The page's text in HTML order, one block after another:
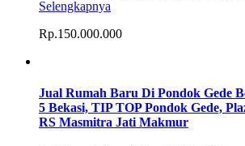
Selengkapnya
Rp.150.000.000
Jual Rumah Baru Di Pondok Gede
5 Bekasi, TIP TOP Pondok Gede,
RS Masmitra Jati Makmur